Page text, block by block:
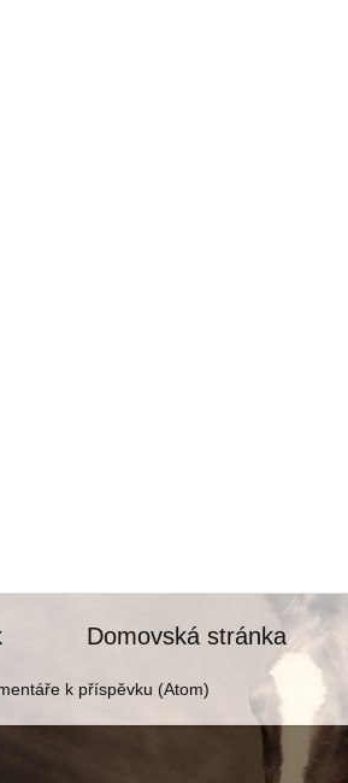
Domovská stránka
k příspěvku (Atom)